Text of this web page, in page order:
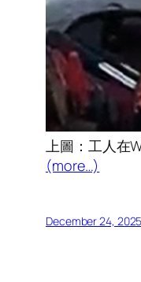
上圖：工人在
(more…)
December 24, 2025